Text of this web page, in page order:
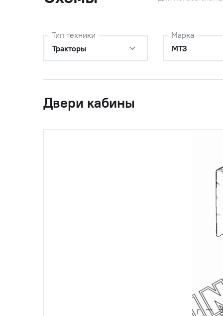
Тип техники
Тракторы
Марка
МТЗ
Двери кабины
Шуруп
Кнопка